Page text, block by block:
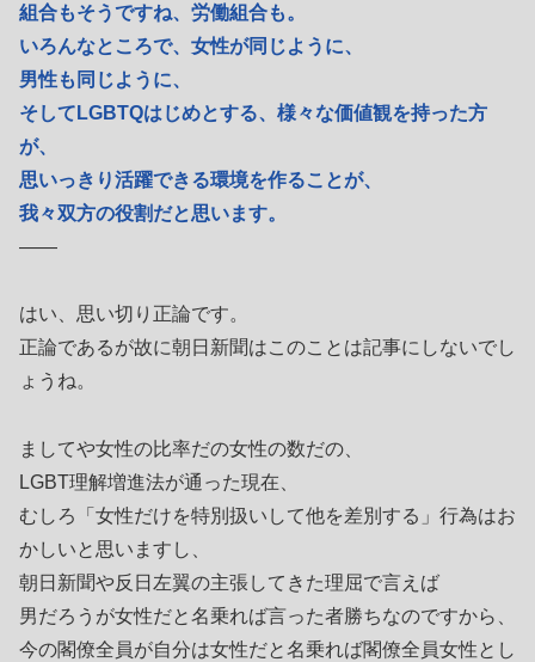
組合もそうですね、労働組合も。
いろんなところで、女性が同じように、
男性も同じように、
そしてLGBTQはじめとする、様々な価値観を持った方
が、
思いっきり活躍できる環境を作ることが、
我々双方の役割だと思います。
――
はい、思い切り正論です。
正論であるが故に朝日新聞はこのことは記事にしないでし
ょうね。
ましてや女性の比率だの女性の数だの、
LGBT理解増進法が通った現在、
むしろ「女性だけを特別扱いして他を差別する」行為はお
かしいと思いますし、
朝日新聞や反日左翼の主張してきた理屈で言えば
男だろうが女性だと名乗れば言った者勝ちなのですから、
今の閣僚全員が自分は女性だと名乗れば閣僚全員女性とし